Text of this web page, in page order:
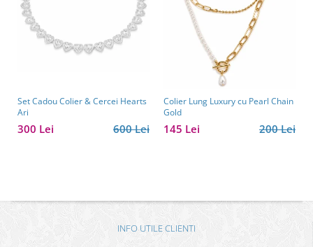
Set Cadou Colier & Cercei Hearts
Ari
600 Lei
300 Lei
Colier Lung Luxury cu Pearl Chain
Gold
200 Lei
145 Lei
INFO UTILE CLIENTI